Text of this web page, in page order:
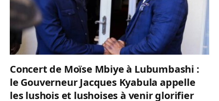
Concert de Moïse Mbiye à Lubumbashi :
le Gouverneur Jacques Kyabula appelle
les lushois et lushoises à venir glorifier